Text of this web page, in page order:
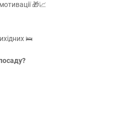
🎁📈
🛌